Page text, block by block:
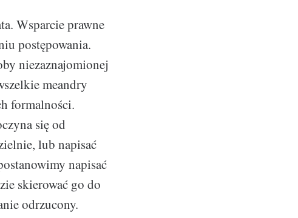
Wsparcie prawne
postępowania.
niezaznajomionej
meandry
formalności.
się od
lub napisać
napisać
skierować go do
odrzucony.